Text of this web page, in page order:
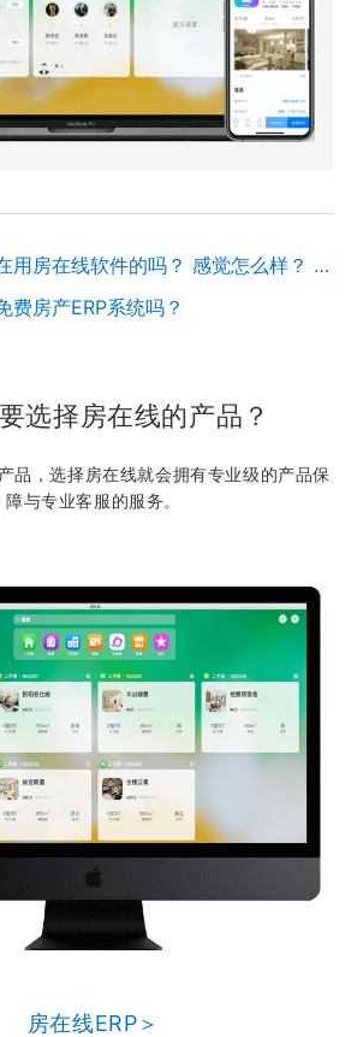
有在用房在线软件的吗？ 感觉怎么样？ 售后好吗？
费房产ERP系统吗？
选择房在线的产品？
品，选择房在线就会拥有专业级的产品保
障与专业客服的服务。
房在线ERP＞